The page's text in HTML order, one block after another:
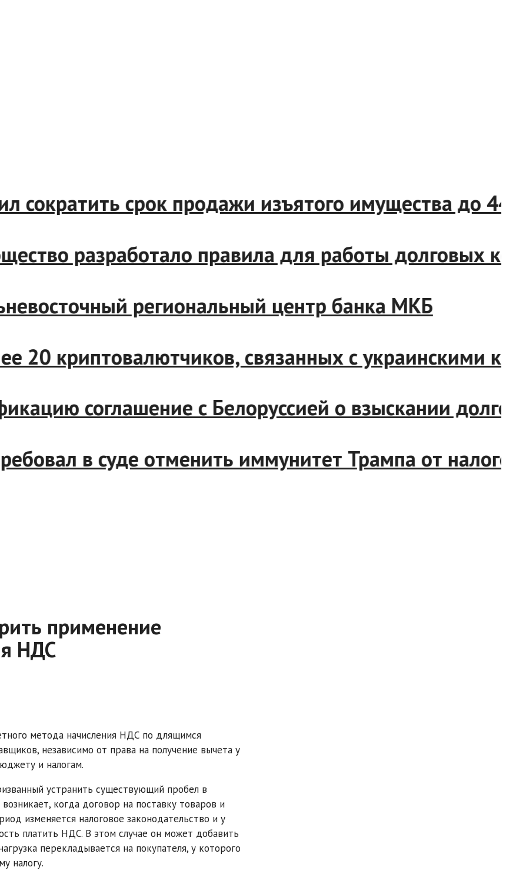
срок продажи изъятого имущества до 44
разработало правила для работы долговых
региональный центр банка МКБ
криптовалютчиков, связанных с украинскими
соглашение с Белоруссией о взыскании долгов
в суде отменить иммунитет Трампа от
применение
НДС
метода начисления НДС по длящимся
независимо от права на получение вычета у
и налогам.
устранить существующий пробел в
когда договор на поставку товаров и
изменяется налоговое законодательство и у
платить НДС. В этом случае он может добавить
перекладывается на покупателя, у которого
налогу.